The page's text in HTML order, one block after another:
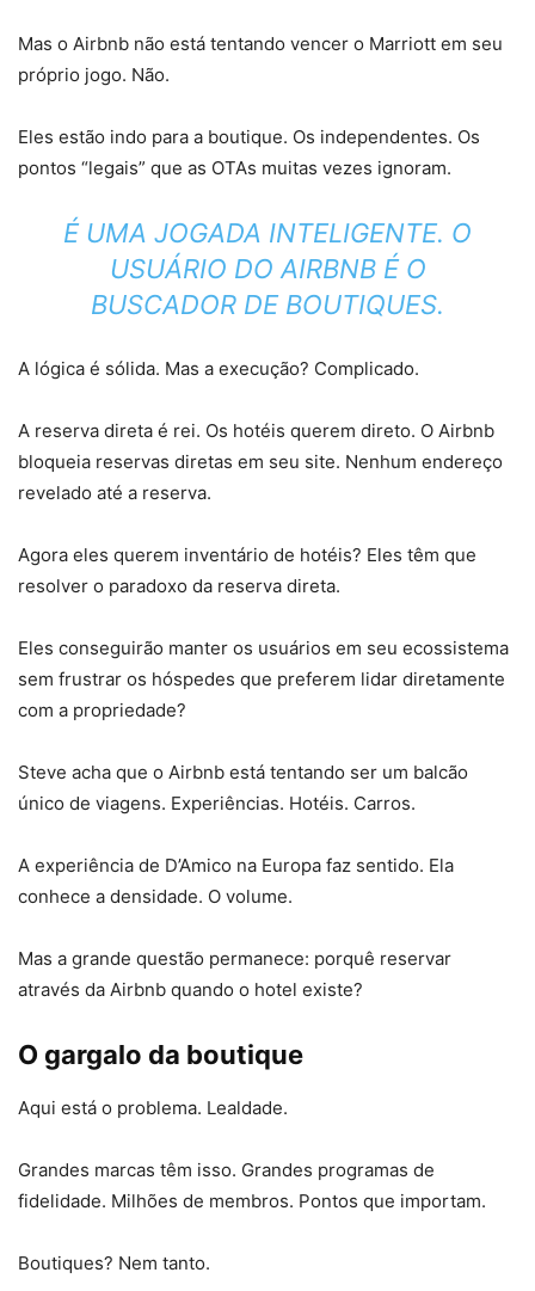
Mas o Airbnb não está tentando vencer o Marriott em seu
próprio jogo. Não.
Eles estão indo para a boutique. Os independentes. Os
pontos “legais” que as OTAs muitas vezes ignoram.
É UMA JOGADA INTELIGENTE. O
USUÁRIO DO AIRBNB ÉO
BUSCADOR DE BOUTIQUES.
A lógica é sólida. Mas a execução? Complicado.
A reserva direta é rei. Os hotéis querem direto. O Airbnb
bloqueia reservas diretas em seu site. Nenhum endereço
revelado até a reserva.
Agora eles querem inventário de hotéis? Eles têm que
resolver o paradoxo da reserva direta.
Eles conseguirão manter os usuários em seu ecossistema
sem frustrar os hóspedes que preferem lidar diretamente
com a propriedade?
Steve acha que o Airbnb está tentando ser um balcão
único de viagens. Experiências. Hotéis. Carros.
A experiência de D’Amico na Europa faz sentido. Ela
conhece a densidade. O volume.
Mas a grande questão permanece: porquê reservar
através da Airbnb quando o hotel existe?
O gargalo da boutique
Aqui está o problema. Lealdade.
Grandes marcas têm isso. Grandes programas de
fidelidade. Milhões de membros. Pontos que importam.
Boutiques? Nem tanto.